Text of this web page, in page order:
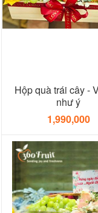
Hộp quà trái cây -
như ý
1,990,000